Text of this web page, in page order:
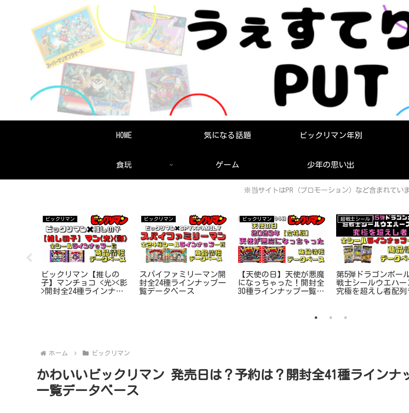
HOME 気になる話題 ビックリマン年別
食玩 ゲーム 少年の思い出
※当サイトはPR（プロモーション）など含まれてい
ビックリマン
ビックリマン【推しの
子】マンチョコ <光><影
>開封全24種ラインナッ
ビックリマン
スパイファミリーマン開
封全24種ラインナップ一
覧データベース
ビックリマン
【天使の日】天使が悪魔
になっちゃった！開封全
30種ラインナップ一覧デ
超戦士シール
第5弾ドラゴンボー
戦士シールウエハー
究極を超えし者配列
ホーム ビックリマン
かわいいビックリマン 発売日は？予約は？開封全41種ラインナ
一覧データベース